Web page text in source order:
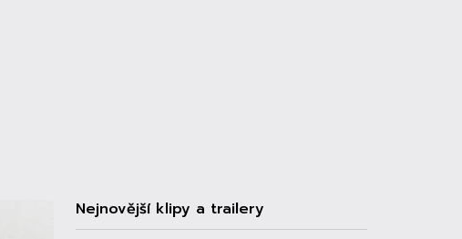
Nejnovější klipy a trailery